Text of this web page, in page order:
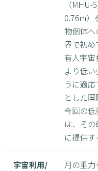
（
0.76m）
物個体
界で初め
有人宇
より低
うに適
とした国
今回の低
は、そ
に提供す
宇宙利用/
月の重